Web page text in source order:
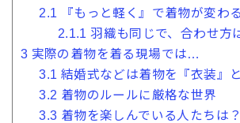
2.1 『もっと軽く』で着物が変わる
2.1.1 羽織も同じで、合わせ方
3 実際の着物を着る現場では…
3.1 結婚式などは着物を『衣装』
3.2 着物のルールに厳格な世界
3.3 着物を楽しんでいる人たちは？